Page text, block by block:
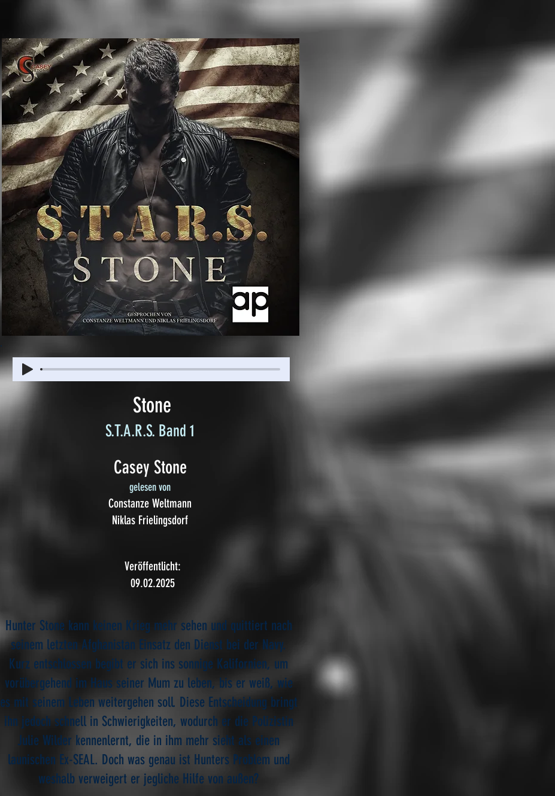
Stone
S.T.A.R.S. Band 1
Casey Stone
gelesen von
Constanze Weltmann
Niklas Frielingsdorf
Veröffentlicht:
09.02.2025
Hunter Stone kann keinen Krieg mehr sehen und quittiert nach
seinem letzten Afghanistan Einsatz den Dienst bei der Navy.
Kurz entschlossen begibt er sich ins sonnige Kalifornien, um
vorübergehend im Haus seiner Mum zu leben, bis er weiß, wie
es mit seinem Leben weitergehen soll. Diese Entscheidung bringt
ihn jedoch schnell in Schwierigkeiten, wodurch er die Polizistin
Julie Wilder kennenlernt, die in ihm mehr sieht als einen
launischen Ex-SEAL. Doch was genau ist Hunters Problem und
weshalb verweigert er jegliche Hilfe von außen?